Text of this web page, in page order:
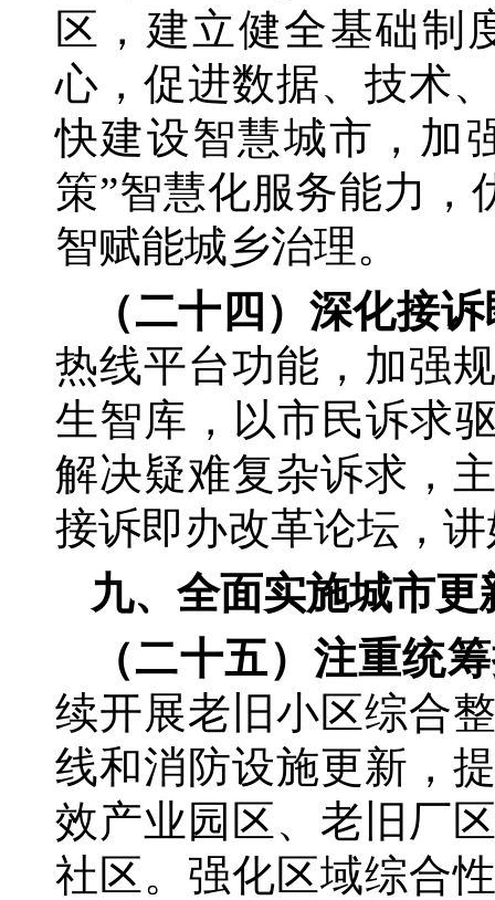
区，建立健全基础制
心，促进数据、技术
快建设智慧城市，加
策”智慧化服务能力，
智赋能城乡治理。
（二十四）深化接
热线平台功能，加强
生智库，以市民诉求
解决疑难复杂诉求，
接诉即办改革论坛，
九、全面实施城市
（二十五）注重统
续开展老旧小区综合
线和消防设施更新，
效产业园区、老旧厂
社区。强化区域综合